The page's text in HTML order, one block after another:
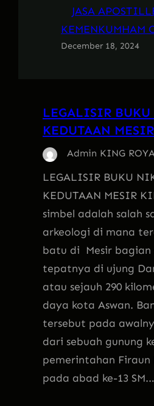
JASA
KEMENKUMHAM
December 18, 2024
LEGALISIR
KEDUTAAN MESIR
Admin KING
LEGALISIR BUKU
KEDUTAAN MESIR
simbel adalah salah
arkeologi di mana
batu di Mesir bagian
tepatnya di ujung
atau sejauh 290
daya kota Aswan.
tersebut pada
dari sebuah gunung
pemerintahan Firaun
pada abad ke-13